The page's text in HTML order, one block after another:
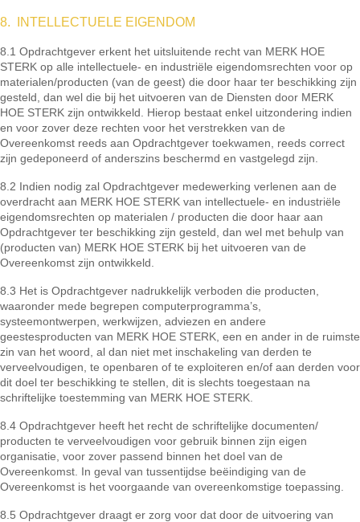
8. INTELLECTUELE EIGENDOM
8.1 Opdrachtgever erkent het uitsluitende recht van MERK HOE
STERK op alle intellectuele- en industriële eigendomsrechten voor op
materialen/producten (van de geest) die door haar ter beschikking zijn
gesteld, dan wel die bij het uitvoeren van de Diensten door MERK
HOE STERK zijn ontwikkeld. Hierop bestaat enkel uitzondering indien
en voor zover deze rechten voor het verstrekken van de
Overeenkomst reeds aan Opdrachtgever toekwamen, reeds correct
zijn gedeponeerd of anderszins beschermd en vastgelegd zijn.
8.2 Indien nodig zal Opdrachtgever medewerking verlenen aan de
overdracht aan MERK HOE STERK van intellectuele- en industriële
eigendomsrechten op materialen / producten die door haar aan
Opdrachtgever ter beschikking zijn gesteld, dan wel met behulp van
(producten van) MERK HOE STERK bij het uitvoeren van de
Overeenkomst zijn ontwikkeld.
8.3 Het is Opdrachtgever nadrukkelijk verboden die producten,
waaronder mede begrepen computerprogramma’s,
systeemontwerpen, werkwijzen, adviezen en andere
geestesproducten van MERK HOE STERK, een en ander in de ruimste
zin van het woord, al dan niet met inschakeling van derden te
verveelvoudigen, te openbaren of te exploiteren en/of aan derden voor
dit doel ter beschikking te stellen, dit is slechts toegestaan na
schriftelijke toestemming van MERK HOE STERK.
8.4 Opdrachtgever heeft het recht de schriftelijke documenten/
producten te verveelvoudigen voor gebruik binnen zijn eigen
organisatie, voor zover passend binnen het doel van de
Overeenkomst. In geval van tussentijdse beëindiging van de
Overeenkomst is het voorgaande van overeenkomstige toepassing.
8.5 Opdrachtgever draagt er zorg voor dat door de uitvoering van